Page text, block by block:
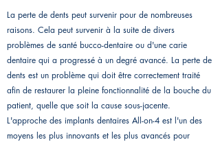
La perte de dents peut survenir pour de nombreuses
raisons. Cela peut survenir à la suite de divers
problèmes de santé bucco-dentaire ou d'une carie
dentaire qui a progressé à un degré avancé. La perte de
dents est un problème qui doit être correctement traité
afin de restaurer la pleine fonctionnalité de la bouche du
patient, quelle que soit la cause sous-jacente.
L'approche des implants dentaires All-on-4 est l'un des
moyens les plus innovants et les plus avancés pour